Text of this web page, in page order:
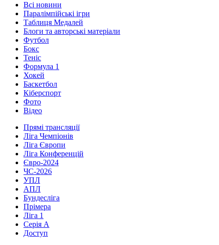
Всі новини
Паралімпійські ігри
Таблиця Медалей
Блоги та авторські матеріали
Футбол
Бокс
Теніс
Формула 1
Хокей
Баскетбол
Кіберспорт
Фото
Відео
Прямі трансляції
Ліга Чемпіонів
Ліга Європи
Ліга Конференцій
Євро-2024
ЧС-2026
УПЛ
АПЛ
Бундесліга
Прімера
Ліга 1
Серія А
Доступ